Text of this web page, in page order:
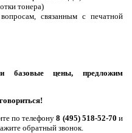
тонера)
связанным с печатной
базовые цены, предложим
по телефону8 (495) 518-52-70 и
обратный звонок.